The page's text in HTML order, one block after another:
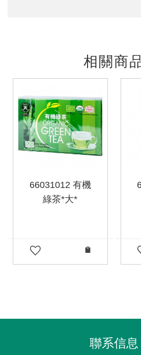
相關商
66031012 有機
綠茶*大*
聯系信息